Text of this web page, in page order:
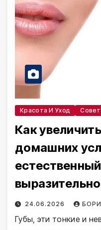
Красота И Уход
Как
домашних
24.06.2026
Губы, эти тонкие и